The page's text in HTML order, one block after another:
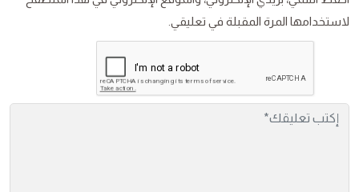
لاستخدامها المرة المقبلة في تعليقي.